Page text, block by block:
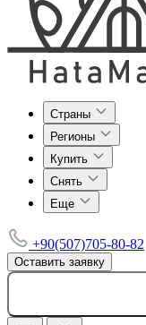
Страны
Регионы
Купить
Снять
Еще
+90(507)705-80-82
Оставить заявку